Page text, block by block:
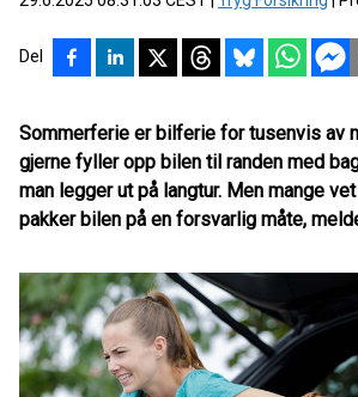
Del
Sommerferie er bilferie for tusenvis av
gjerne fyller opp bilen til randen med
man legger ut på langtur. Men mange
pakker bilen på en forsvarlig måte,